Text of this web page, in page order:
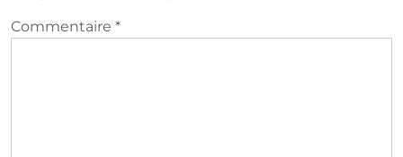
Commentaire *